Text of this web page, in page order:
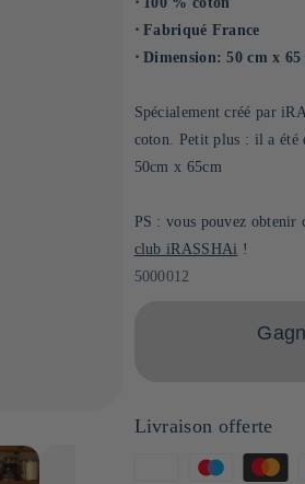
⋅ Fabriqué France
⋅ Dimension: 50 cm x 65
Spécialement créé par
coton. Petit plus : il a été
50cm x 65cm
PS : vous pouvez
club iRASSHAi !
SKU:
5000012
Livraison offerte